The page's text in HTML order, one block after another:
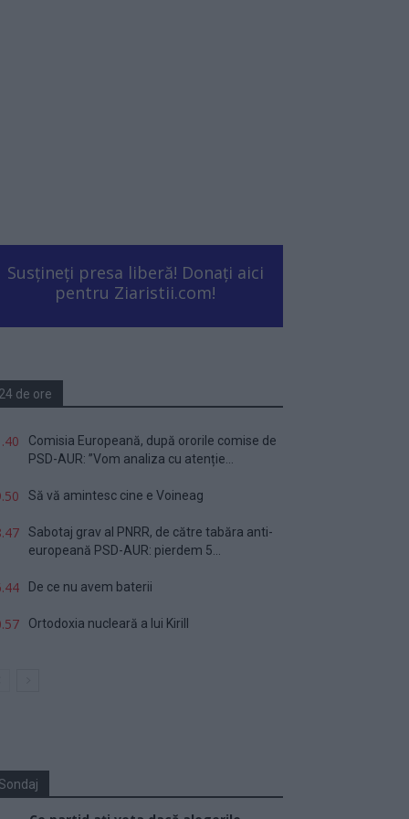
Susțineți presa liberă! Donați aici
pentru Ziaristii.com!
24 de ore
Comisia Europeană, după ororile comise de
PSD-AUR: ”Vom analiza cu atenție...
Să vă amintesc cine e Voineag
Sabotaj grav al PNRR, de către tabăra anti-
europeană PSD-AUR: pierdem 5...
De ce nu avem baterii
Ortodoxia nucleară a lui Kirill